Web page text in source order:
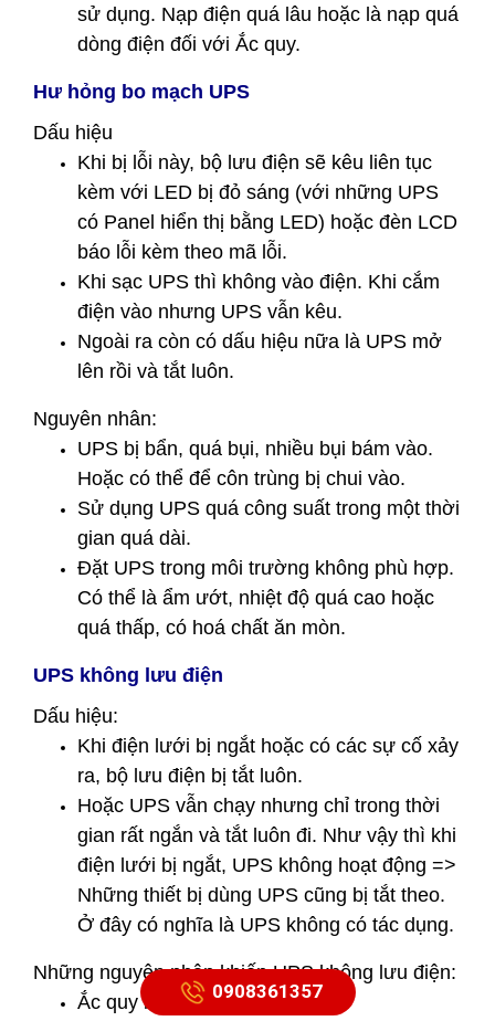
sử dụng. Nạp điện quá lâu hoặc là nạp quá
dòng điện đối với Ắc quy.
Hư hỏng bo mạch UPS
Dấu hiệu
Khi bị lỗi này, bộ lưu điện sẽ kêu liên tục
kèm với LED bị đỏ sáng (với những UPS
có Panel hiển thị bằng LED) hoặc đèn LCD
báo lỗi kèm theo mã lỗi.
Khi sạc UPS thì không vào điện. Khi cắm
điện vào nhưng UPS vẫn kêu.
Ngoài ra còn có dấu hiệu nữa là UPS mở
lên rồi và tắt luôn.
Nguyên nhân:
UPS bị bẩn, quá bụi, nhiều bụi bám vào.
Hoặc có thể để côn trùng bị chui vào.
Sử dụng UPS quá công suất trong một thời
gian quá dài.
Đặt UPS trong môi trường không phù hợp.
Có thể là ẩm ướt, nhiệt độ quá cao hoặc
quá thấp, có hoá chất ăn mòn.
UPS không lưu điện
Dấu hiệu:
Khi điện lưới bị ngắt hoặc có các sự cố xảy
ra, bộ lưu điện bị tắt luôn.
Hoặc UPS vẫn chạy nhưng chỉ trong thời
gian rất ngắn và tắt luôn đi. Như vậy thì khi
điện lưới bị ngắt, UPS không hoạt động =>
Những thiết bị dùng UPS cũng bị tắt theo.
Ở đây có nghĩa là UPS không có tác dụng.
Những nguyên nhân khiến UPS không lưu điện:
Ắc quy bị chai, bị phồng lên.
0908361357